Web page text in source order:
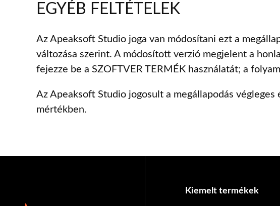
EGYÉB FELTÉTELEK
Az Apeaksoft Studio joga van módosítani ezt a
változása szerint. A módosított verzió megjelent a
fejezze be a SZOFTVER TERMÉK használatát; a
Az Apeaksoft Studio jogosult a megállapodás
mértékben.
Kiemelt termékek